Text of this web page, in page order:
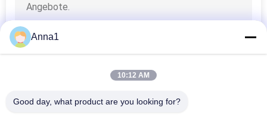
Selbstblatt-
Sicherung
Anna1
10:12 AM
Good day, what product are you looking for?